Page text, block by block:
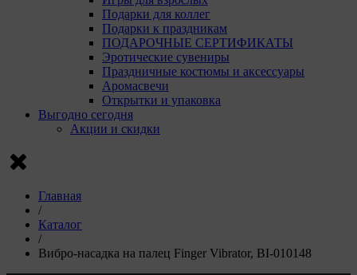
Подарки для коллег
Подарки к праздникам
ПОДАРОЧНЫЕ СЕРТИФИКАТЫ
Эротические сувениры
Праздничные костюмы и аксессуары
Аромасвечи
Открытки и упаковка
Выгодно сегодня
Акции и скидки
Главная
/
Каталог
/
Вибро-насадка на палец Finger Vibrator, BI-010148